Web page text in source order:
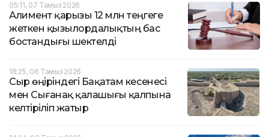
05:11, 07 Тамыз 2026
Алимент қарызы 12 млн теңгеге
жеткен қызылордалықтың бас
бостандығы шектелді
18:25, 06 Тамыз 2026
Сыр өңіріндегі Бақатам кесенесі
мен Сығанақ қалашығы қалпына
келтіріліп жатыр